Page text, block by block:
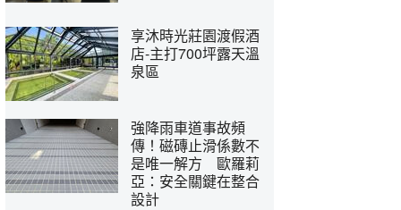
享沐時光莊園渡假酒
店-主打700坪露天溫
泉區
強降雨車道事故頻
傳！磁磚止滑係數不
是唯一解方 歐羅莉
亞：安全關鍵在整合
設計